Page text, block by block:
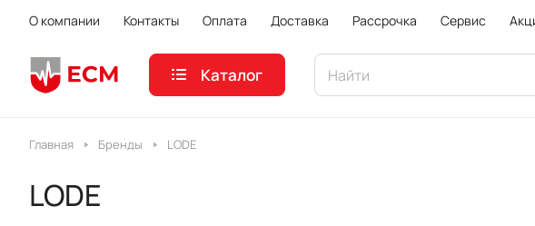
О компании Контакты Оплата Доставка Рассрочка Сервис
Каталог
Главная Бренды LODE
LODE